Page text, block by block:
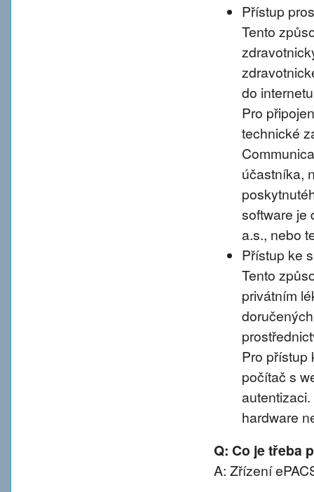
Přístup
Tento
do
Pro
technické
účastníka,
software je
a.s., nebo
Přístup ke
Tento
privátním
Pro přístup
počítač s
hardware
Q: Co je třeba
A: Zřízení